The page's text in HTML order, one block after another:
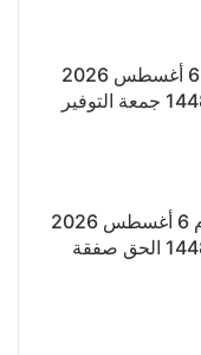
عروض نوري اليوم 6 أغسطس 2026
عروض الدكان اليوم 6 أغسطس 2026
الموافق 23 صفر 1448 الحق صفقة